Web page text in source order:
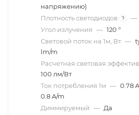
напряжению)
Плотность светодиодов
? —
Угол излучения — 120 °
Световой поток на 1м, Вт —
lm/m
Расчетная световая
100 лм/Вт
Ток потребления 1м — 0.78
0.8 A/m
Диммируeмый — Да